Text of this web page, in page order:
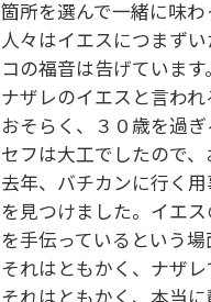
箇所を選んで一緒に味
人々はイエスにつまず
コの福音は告げていま
ナザレのイエスと言わ
おそらく、３０歳を過
セフは大工でしたので
去年、バチカンに行く
を見つけました。イエ
を手伝っているという場
それはともかく、ナザ
それはともかく、本当